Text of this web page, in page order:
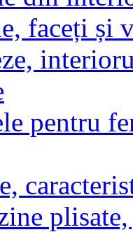
faceți și
pentru